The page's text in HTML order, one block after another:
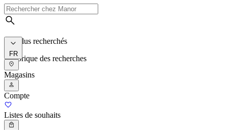
Les plus recherchés
Historique des recherches
FR
Magasins
Compte
Listes de souhaits